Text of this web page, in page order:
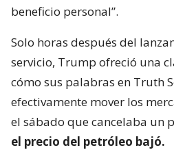
beneficio personal”.
Solo horas después del
servicio, Trump ofreció una
cómo sus palabras en Truth
efectivamente mover los
el sábado que cancelaba un
el precio del petróleo bajó.